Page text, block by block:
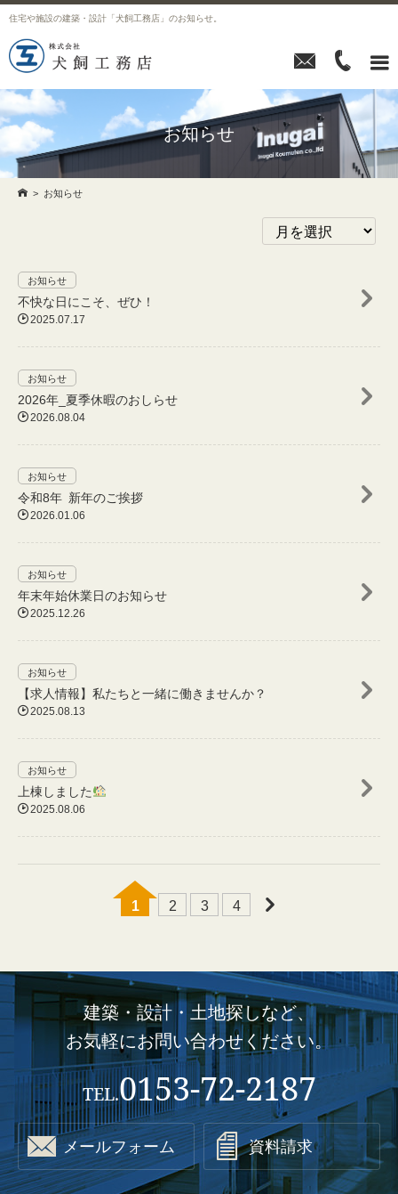
住宅や施設の建築・設計「犬飼工務店」のお知らせ。
  
お知らせ
 > お知らせ
お知らせ
不快な日にこそ、ぜひ！
2025.07.17
お知らせ
2026年_夏季休暇のおしらせ
2026.08.04
お知らせ
令和8年 新年のご挨拶
2026.01.06
お知らせ
年末年始休業日のお知らせ
2025.12.26
お知らせ
【求人情報】私たちと一緒に働きませんか？
2025.08.13
お知らせ
上棟しました
2025.08.06
1 2 3 4 
建築・設計・土地探しなど、
お気軽にお問い合わせください。
TEL.0153-72-2187
 メールフォーム  資料請求